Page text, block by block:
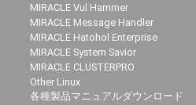
MIRACLE Vul Hammer
MIRACLE Message Handler
MIRACLE Hatohol Enterprise
MIRACLE System Savior
MIRACLE CLUSTERPRO
Other Linux
各種製品マニュアルダウンロード